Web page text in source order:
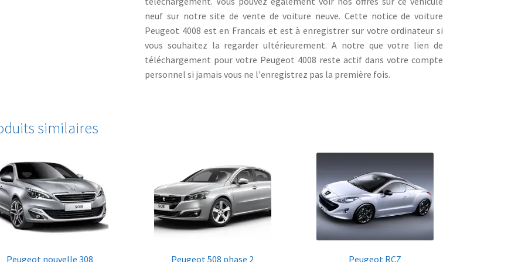
neuf sur notre site de vente de voiture neuve. Cette notice de voiture
Peugeot 4008 est en Francais et est à enregistrer sur votre ordinateur si
vous souhaitez la regarder ultérieurement. A notre que votre lien de
téléchargement pour votre Peugeot 4008 reste actif dans votre compte
personnel si jamais vous ne l'enregistrez pas la première fois.
similaires
Peugeot nouvelle 308 Peugeot 508 phase 2 Peugeot RCZ